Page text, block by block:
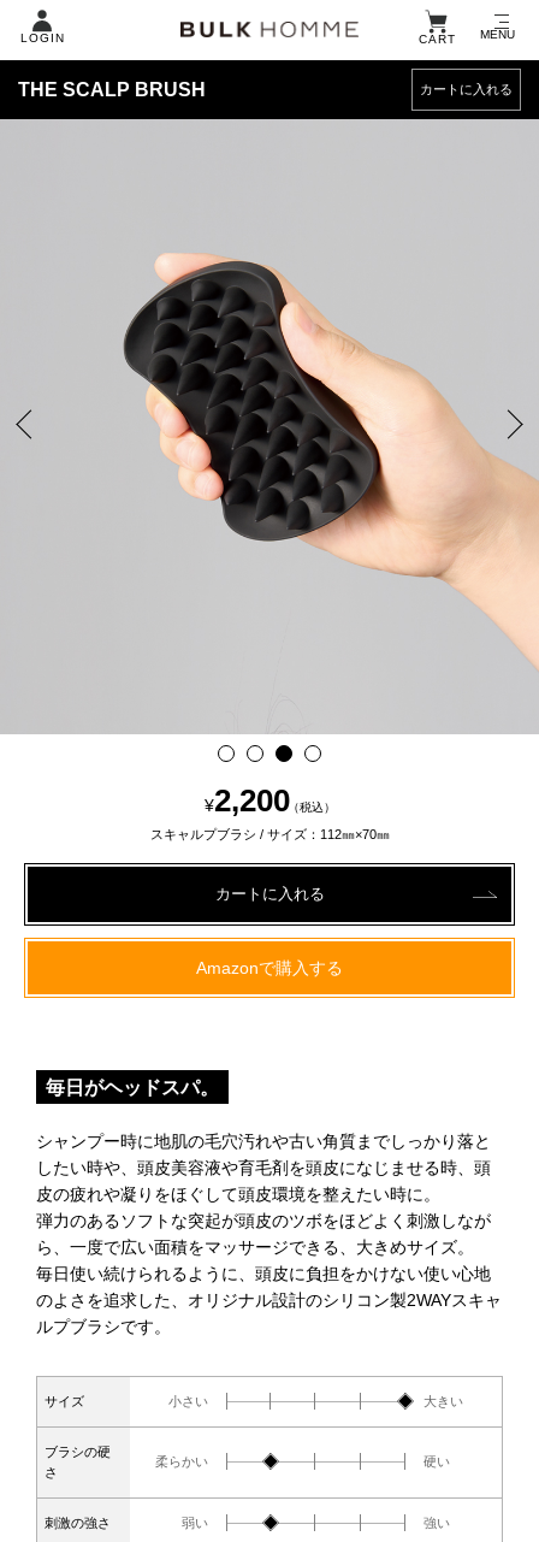
LOGIN CART MENU
THE SCALP BRUSH
¥2,200（税込）
スキャルプブラシ / サイズ：112㎜×70㎜
Amazonで購入する
毎日がヘッドスパ。
シャンプー時に地肌の毛穴汚れや古い角質までしっかり落と
したい時や、頭皮美容液や育毛剤を頭皮になじませる時、頭
皮の疲れや凝りをほぐして頭皮環境を整えたい時に。
弾力のあるソフトな突起が頭皮のツボをほどよく刺激しなが
ら、一度で広い面積をマッサージできる、大きめサイズ。
毎日使い続けられるように、頭皮に負担をかけない使い心地
のよさを追求した、オリジナル設計のシリコン製2WAYスキャ
ルプブラシです。
サイズ 小さい 1
2 3 4 5 大きい
ブラシの硬
さ
柔らかい 1
2 3 4 硬い
刺激の強さ 弱い 1
2 3 4 強い